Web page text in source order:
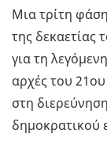
Μια τρίτη
της δεκαετίας
για τη
αρχές του
στη
δημοκρατικού